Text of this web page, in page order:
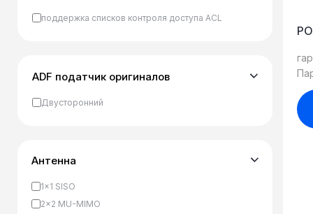
поддержка списков контроля доступа ACL
ADF податчик оригиналов
Двусторонний
Антенна
1x1 SISO
2×2 MU-MIMO